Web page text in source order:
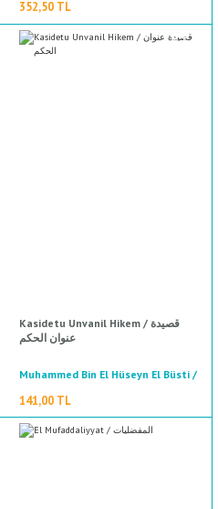
الغلاييني
352,50 TL
Kasidetu Unvanil Hikem / قصيدة
عنوان الحكم
Muhammed Bin El Hüseyn El Büsti /
محمد بن الحسين البستي
141,00 TL